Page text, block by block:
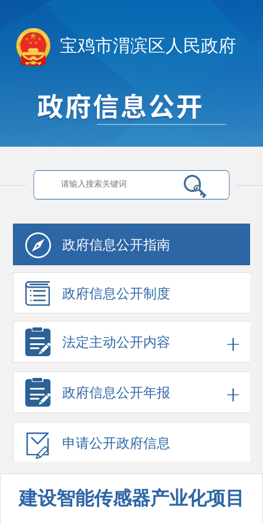
宝鸡市渭滨区人民政府
政府信息公开指南
政府信息公开制度
法定主动公开内容
政府信息公开年报
申请公开政府信息
建设智能传感器产业化项目